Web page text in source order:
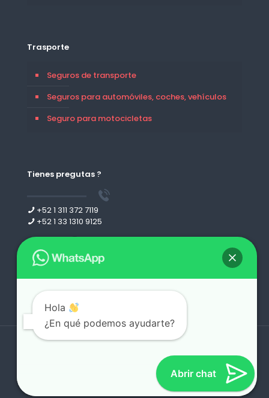
Trasporte
Seguros de transporte
Seguros para automóviles, coches, vehículos
Seguro para motocicletas
Tienes pregutas ?
+52 1 311 372 7119
+52 1 33 1310 9125
Leer más
Hola
¿En qué podemos ayudarte?
Abrir chat